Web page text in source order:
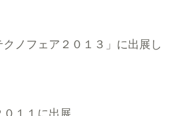
クノフェア２０１３」に出展し